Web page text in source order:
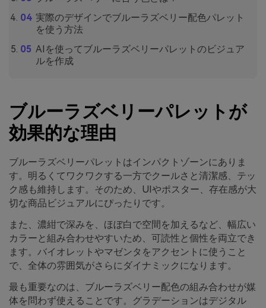
実際のデザインでブルーラズベリー配色パレット
を使う方法
AIを使ってブルーラズベリーパレットのビジュア
ルを作成
ブルーラズベリーパレットが
効果的な理由
ブルーラズベリーパレットはインパクトゾーンにありま
す。明るくてワクワクする一方でクールさと清潔感、テッ
ク感も維持します。そのため、UIやポスター、存在感が大
切な商品ビジュアルにぴったりです。
また、濃紺で深みを、ほぼ白で空間を加えるなど、幅広い
カラーと組み合わせやすいため、可読性と個性を両立でき
ます。バイオレットやマゼンタをアクセントに使うこと
で、全体の雰囲気がさらにダイナミックになります。
最も重要なのは、ブルーラズベリー配色の組み合わせが媒
体を問わず使えることです。グラデーションはデジタル